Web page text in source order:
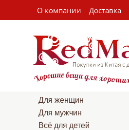
О компании Доставка
Для женщин
Для мужчин
Всё для детей